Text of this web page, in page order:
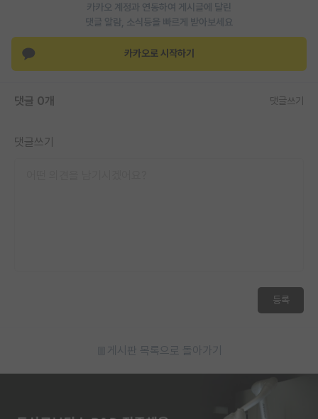
학술 정보 게시판
이벤트
카카오 계정과 연동하여 게시글에 달린
댓글 알람, 소식등을 빠르게 받아보세요
카카오로 시작하기
댓글 0개 댓글쓰기
댓글쓰기
등록
게시판 목록으로 돌아가기